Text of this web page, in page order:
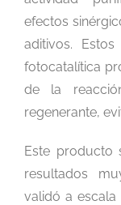
efectos
aditivos.
fotocatalítica
de la
regenerante,
Este producto
resultados
validó a